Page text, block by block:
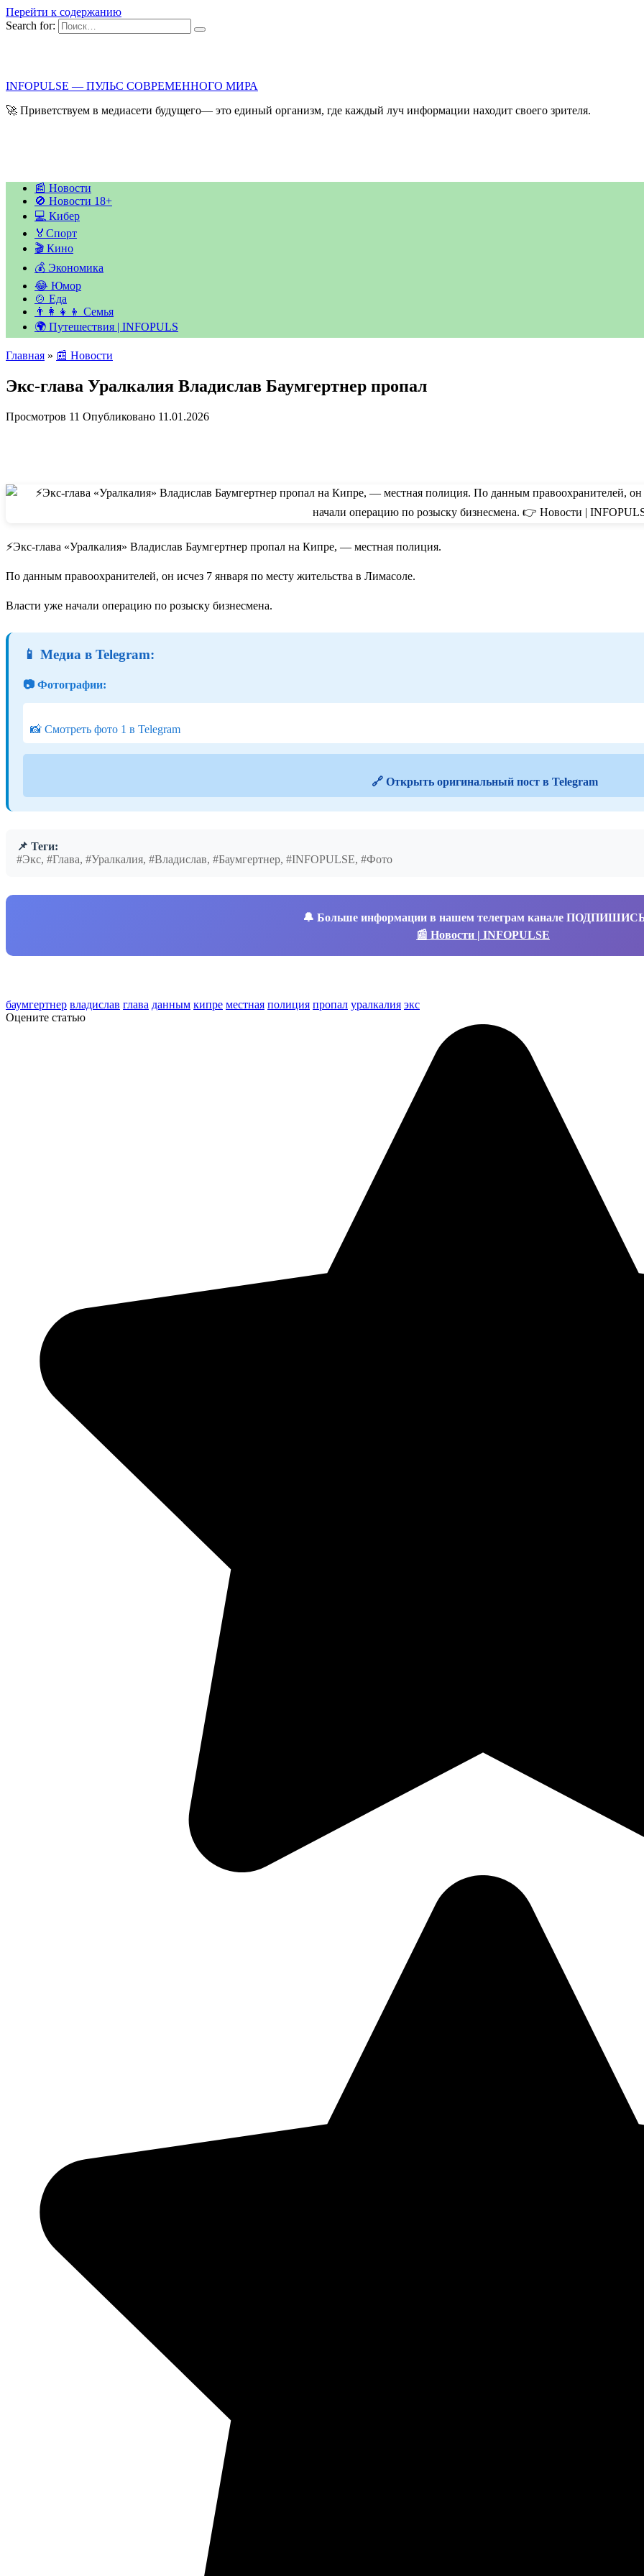
Перейти к содержанию
Search for:
INFOPULSE — ПУЛЬС СОВРЕМЕННОГО МИРА
🚀 Приветствуем в медиасети будущего— это единый организм, где каждый луч информации находит своего зрителя.
📰 Новости
🚫 Новости 18+
💻 Кибер
🏅Спорт
🎬 Кино
💰 Экономика
😂 Юмор
🍲 Еда
👨‍👩‍👧‍👦 Семья
🌍 Путешествия | INFOPULS
Главная » 📰 Новости
Экс-глава Уралкалия Владислав Баумгертнер пропал
Просмотров 11 Опубликовано 11.01.2026
⚡️Экс-глава «Уралкалия» Владислав Баумгертнер пропал на Кипре, — местная полиция.
По данным правоохранителей, он исчез 7 января по месту жительства в Лимасоле.
Власти уже начали операцию по розыску бизнесмена.
📱 Медиа в Telegram:
📷 Фотографии:
📸 Смотреть фото 1 в Telegram
🔗 Открыть оригинальный пост в Telegram
📌 Теги:
#Экс, #Глава, #Уралкалия, #Владислав, #Баумгертнер, #INFOPULSE, #Фото
🔔 Больше информации в нашем телеграм канале
📰 Новости | INFOPULSE
баумгертнер владислав глава данным кипре местная полиция пропал уралкалия экс
Оцените статью